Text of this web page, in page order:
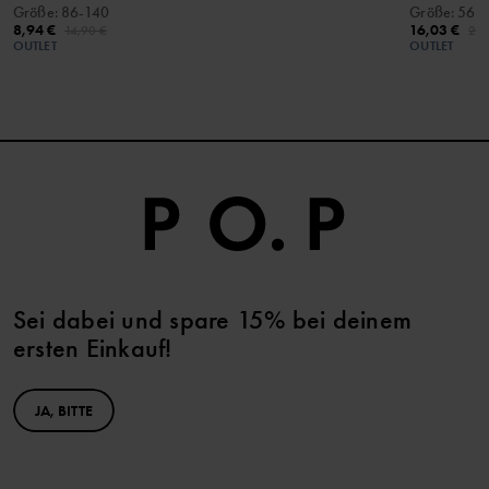
Größe: 86-140
8,94 €
OUTLET
Größe: 56-
16,03 €
OUTLET
Sei dabei und spare 15% bei deinem
ersten Einkauf!
JA, BITTE